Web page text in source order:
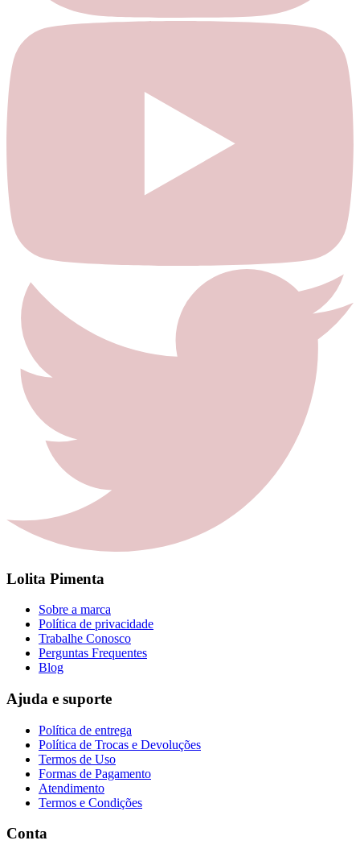
Lolita Pimenta
Sobre a marca
Política de privacidade
Trabalhe Conosco
Perguntas Frequentes
Blog
Ajuda e suporte
Política de entrega
Política de Trocas e Devoluções
Termos de Uso
Formas de Pagamento
Atendimento
Termos e Condições
Conta